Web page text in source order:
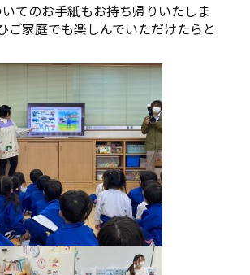
てのお手紙もお持ち帰りいたしま
ご家庭でも楽しんでいただけたらと